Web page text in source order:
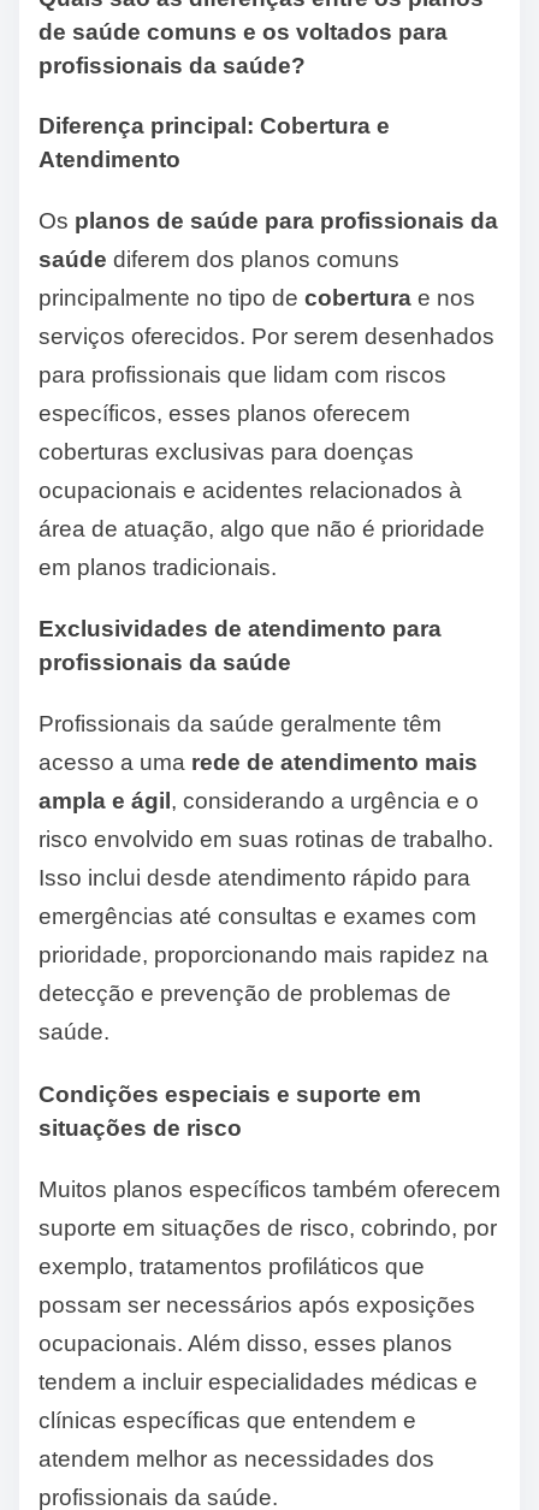
de saúde comuns e os voltados para
profissionais da saúde?
Diferença principal: Cobertura e
Atendimento
Os planos de saúde para profissionais da
saúde diferem dos planos comuns
principalmente no tipo de cobertura e nos
serviços oferecidos. Por serem desenhados
para profissionais que lidam com riscos
específicos, esses planos oferecem
coberturas exclusivas para doenças
ocupacionais e acidentes relacionados à
área de atuação, algo que não é prioridade
em planos tradicionais.
Exclusividades de atendimento para
profissionais da saúde
Profissionais da saúde geralmente têm
acesso a uma rede de atendimento mais
ampla e ágil , considerando a urgência e o
risco envolvido em suas rotinas de trabalho.
Isso inclui desde atendimento rápido para
emergências até consultas e exames com
prioridade, proporcionando mais rapidez na
detecção e prevenção de problemas de
saúde.
Condições especiais e suporte em
situações de risco
Muitos planos específicos também oferecem
suporte em situações de risco, cobrindo, por
exemplo, tratamentos profiláticos que
possam ser necessários após exposições
ocupacionais. Além disso, esses planos
tendem a incluir especialidades médicas e
clínicas específicas que entendem e
atendem melhor as necessidades dos
profissionais da saúde.